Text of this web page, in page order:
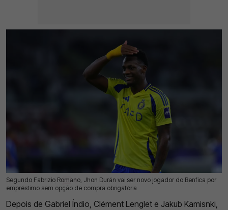
Segundo Fabrizio Romano, Jhon Durán vai ser novo jogador do Benfica por
empréstimo sem opção de compra obrigatória
17 Jul 2026 | 17:03 | 0
Depois de Gabriel Índio, Clément Lenglet e Jakub Kamisnki,